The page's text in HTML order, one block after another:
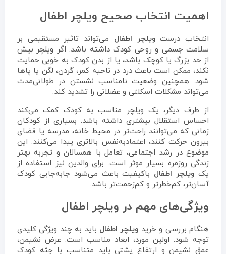
اهمیت انتخاب صحیح ویلچر اطفال
انتخاب درستویلچر اطفال می‌تواند تاثیر مستقیمی بر
سلامت جسمی و روحی کودک داشته باشد. اگر ویلچر بیش
از حد بزرگ یا کوچک باشد، یا از بدن کودک به خوبی حمایت
نکند، ممکن است باعث درد در ناحیه کمر، گردن، لگن یا پاها
شود. همچنین وضعیت نامناسب نشستن در طولانی‌مدت
می‌تواند مشکلات اسکلتی و عضلانی را تشدید کند.
از طرف دیگر، یک ویلچر مناسب به کودک کمک می‌کند
احساس استقلال بیشتری داشته باشد. بسیاری از کودکان
زمانی که می‌توانند راحت‌تر در محیط خانه، مدرسه یا فضای
بیرون حرکت کنند، اعتمادبه‌نفس بالاتری پیدا می‌کنند. این
موضوع در رشد اجتماعی، تعامل با همسالان و تجربه بهتر
زندگی روزمره بسیار موثر است. برای والدین نیز استفاده از
یک ویلچر اطفال باکیفیت باعث می‌شود جابه‌جایی کودک
آسان‌تر، کم‌خطرتر و کم‌زحمت‌تر باشد.
ویژگی‌های مهم در ویلچر اطفال
هنگام بررسی و خرید ویلچر اطفال باید به چند ویژگی کلیدی
توجه شود. اولین مورد، ابعاد مناسب است. عرض نشیمن،
عمق نشیمن و ارتفاع پشتی باید متناسب با جثه کودک